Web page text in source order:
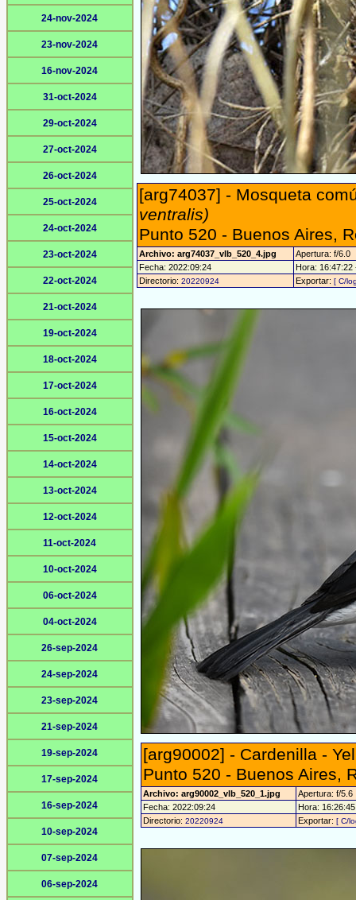
24-nov-2024
23-nov-2024
16-nov-2024
31-oct-2024
29-oct-2024
27-oct-2024
26-oct-2024
25-oct-2024
24-oct-2024
23-oct-2024
22-oct-2024
21-oct-2024
19-oct-2024
18-oct-2024
17-oct-2024
16-oct-2024
15-oct-2024
14-oct-2024
13-oct-2024
12-oct-2024
11-oct-2024
10-oct-2024
06-oct-2024
04-oct-2024
26-sep-2024
24-sep-2024
23-sep-2024
21-sep-2024
19-sep-2024
17-sep-2024
16-sep-2024
10-sep-2024
07-sep-2024
06-sep-2024
[arg74037] - Mosqueta
ventralis)
Punto 520 - Buenos Aires,
Archivo: arg74037_vlb_520_4.jpg
Apertura: f/6.0
Fecha: 2022:09:24
Hora: 16:47:22
Directorio: 20220924 Exportar: [ C/
[arg90002] - Cardenilla -
Punto 520 - Buenos Aires,
Archivo: arg90002_vlb_520_1.jpg
Apertura: f/5.6
Fecha: 2022:09:24
Hora:
Directorio: 20220924 Exportar: [ C/